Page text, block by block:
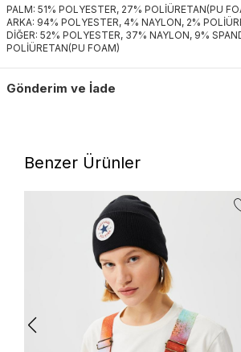
PALM: 51% POLYESTER, 27% POLİÜRETAN(PU
ARKA: 94% POLYESTER, 4% NAYLON, 2%
DİĞER: 52% POLYESTER, 37% NAYLON, 9%
POLİÜRETAN(PU FOAM)
Gönderim ve İade
Benzer Ürünler